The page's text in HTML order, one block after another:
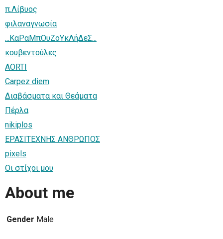
π.Λίβυος
φιλαναγνωσία
...ΚαΡαΜπΟυΖοΥκΛήΔεΣ...
κουβεντούλες
AORTI
Carpez diem
Διαβάσματα και Θεάματα
Πέρλα
nikiplos
ΕΡΑΣΙΤΕΧΝΗΣ ΑΝΘΡΩΠΟΣ
pixels
Οι στίχοι μου
About me
Gender Male